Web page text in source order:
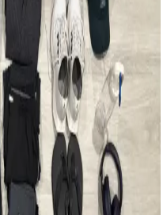
Günlük Yaz
Paketleme
15 günlük yaz seyahati için
ergonomik özellikler ve
veya Tek 30L Sırt
ve Konfor
eşya kombinasyonu ile tek
hava yolu kısıtlamaları ve